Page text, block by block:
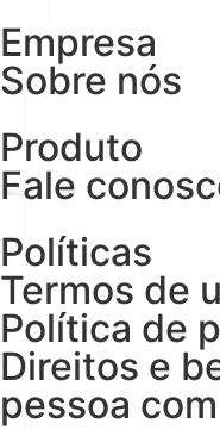
Empresa
Sobre nós
Produto
Fale
Políticas
Termos de
Política de
Direitos e
pessoa